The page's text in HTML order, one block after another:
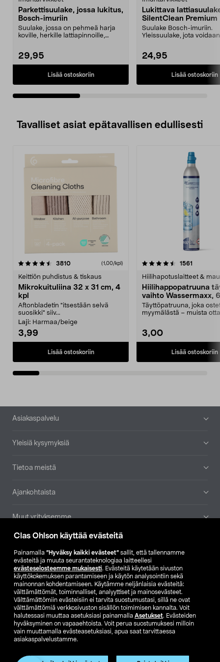
Clas Ohlson käyttää evästeitä
Painamalla ”Hyväksy kaikki evästeet” sallit, että tallennamme
evästeitä ja muuta seurantateknologiaa laitteellesi
evästeselosteemme mukaisesti. Evästeitä käytetään sivuston
käyttökokemuksen parantamiseen ja käytön analysointiin sekä
mainonnan kohdentamiseen. Käytämme neljänlaisia evästeitä:
välttämättömät, toiminnalliset, analyyttiset ja mainosevästeet.
Välttämättömiin evästeisiin ei tarvita suostumustasi, sillä ne ovat
välttämättömiä verkkosivuston sisällön toimimisen kannalta. Voit
halutessasi muuttaa asetuksiasi painamalla Asetukset. Evästeiden
hyväksyminen on vapaaehtoista. Voit perua suostumuksesi milloin
vain muuttamalla evästeasetuksiasi, apua saat tarvittaessa
asiakaspalvelustamme.
Parkettisuulake, jossa lukitus,
Bosch-imuriin
Suulake, jossa on pehmeä harja
koville, herkille lattiapinnoille,
29,95
Lisää ostoskoriin
Lukittava
SilentClean Premium
Suulake Bosch-imuriin.
Yleissuulake, jota
24,95
Lisää ostoskoriin
Tavalliset asiat epätavallisen edullisesti
3810arvostelut (1,00/kpl)
Keittiön puhdistus & tiskaus
Mikrokuituliina 32 x 31 cm, 4
kpl
Aftonbladetin "itsestään selvä
suosikki" siiv...
Laji: Harmaa/beige
3,99
Lisää ostoskoriin
4.5viidestä
1561
Hiilihapotuslaitteet &
Hiilihappopatruuna
vaihto Wassermaxx,
Täyttöpatruuna, joka
myymälästä – muista
3,00
Lisää ostoskoriin
4.5viidestä
Alatunniste
Asiakaspalvelu
Yleisiä kysymyksiä
Tietoa meistä
Ajankohtaista
Muut yrityksemme
Etsi myymälä
SE NO FI
FI SV
Näytä hinnat ilman ALV:a